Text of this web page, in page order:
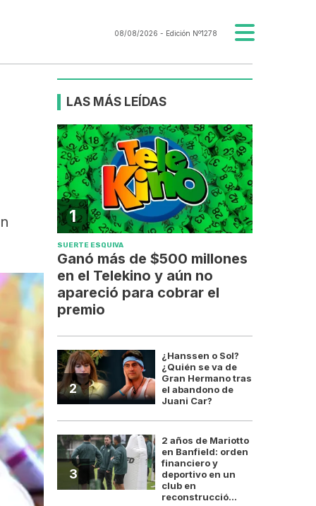
08/08/2026 - Edición Nº1278
LAS MÁS LEÍDAS
1
SUERTE ESQUIVA
Ganó más de $500 millones
en el Telekino y aún no
apareció para cobrar el
premio
2
¿Hanssen o Sol?
¿Quién se va de
Gran Hermano tras
el abandono de
Juani Car?
3
2 años de Mariotto
en Banfield: orden
financiero y
deportivo en un
club en
reconstrucció...